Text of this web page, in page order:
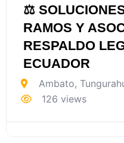
⚖️
RAMOS Y
RESPALDO
ECUADOR
Ambato,
126 views